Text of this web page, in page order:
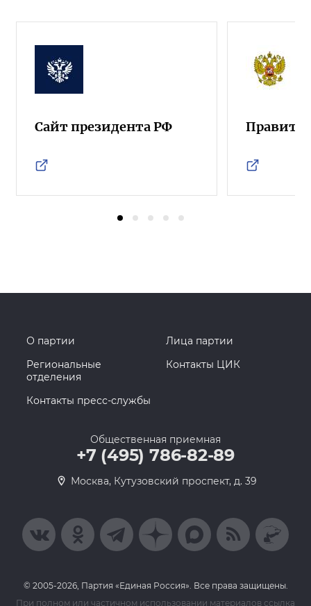
Сайт президента РФ
О партии
Лица партии
Региональные
отделения
Контакты ЦИК
Контакты пресс-службы
Общественная приемная
+7 (495) 786-82-89
Москва, Кутузовский проспект, д. 39
© 2005-2026, Партия «Единая Россия». Все права защищены.
При полном или частичном использовании материалов ссылка